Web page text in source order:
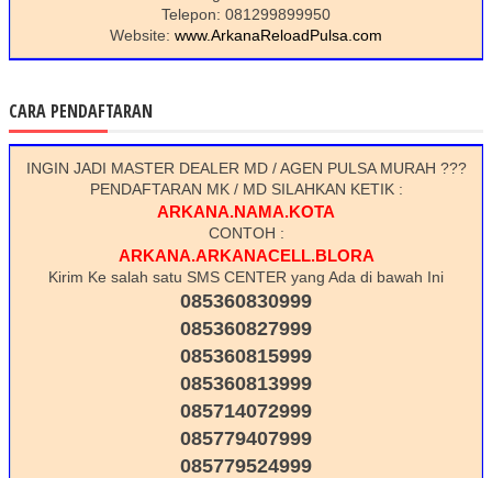
Telepon: 081299899950
Website: www.ArkanaReloadPulsa.com
CARA PENDAFTARAN
INGIN JADI MASTER DEALER MD / AGEN PULSA MURAH ???
PENDAFTARAN MK / MD SILAHKAN KETIK :
ARKANA.NAMA.KOTA
CONTOH :
ARKANA.ARKANACELL.BLORA
Kirim Ke salah satu SMS CENTER yang Ada di bawah Ini
085360830999
085360827999
085360815999
085360813999
085714072999
085779407999
085779524999